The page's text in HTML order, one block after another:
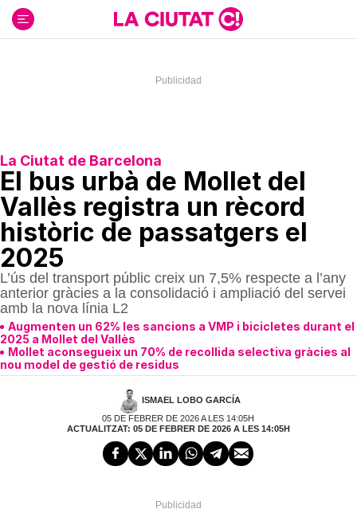
contenido
La Ciutat de Barcelona
El bus urbà de Mollet del
Vallès registra un rècord
històric de passatgers el
2025
L’ús del transport públic creix un 7,5% respecte a l’any
anterior gràcies a la consolidació i ampliació del servei
amb la nova línia L2
Augmenten un 62% les sancions a VMP i bicicletes durant el
2025 a Mollet del Vallès
Mollet aconsegueix un 70% de recollida selectiva gràcies al
nou model de gestió de residus
ISMAEL LOBO GARCÍA
05 DE FEBRER DE 2026 A LES 14:05H
ACTUALITZAT: 05 DE FEBRER DE 2026 A LES 14:05H